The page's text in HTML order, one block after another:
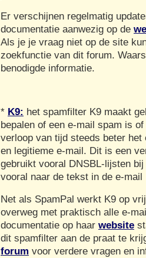
Er verschijnen regelmatig
documentatie aanwezig op de
Als je je vraag niet op de site
zoekfunctie van dit forum.
benodigde informatie.
* K9: het spamfilter K9 maakt
bepalen of een e-mail spam is
verloop van tijd steeds beter
en legitieme e-mail. Dit is een
gebruikt vooral DNSBL-lijsten
vooral naar de tekst in de e-mail
Net als SpamPal werkt K9 op
overweg met praktisch alle e-
documentatie op haar website
dit spamfilter aan de praat te
forum voor verdere vragen en